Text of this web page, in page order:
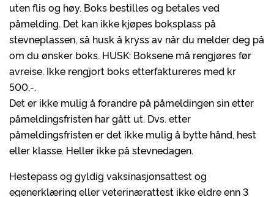
uten flis og høy. Boks bestilles og betales ved
påmelding. Det kan ikke kjøpes boksplass på
stevneplassen, så husk å kryss av når du melder deg på
om du ønsker boks. HUSK: Boksene må rengjøres før
avreise. Ikke rengjort boks etterfaktureres med kr
500,-.
Det er ikke mulig å forandre på påmeldingen sin etter
påmeldingsfristen har gått ut. Dvs. etter
påmeldingsfristen er det ikke mulig å bytte hånd, hest
eller klasse. Heller ikke på stevnedagen.
Hestepass og gyldig vaksinasjonsattest og
egenerklæring eller veterinærattest ikke eldre enn 3